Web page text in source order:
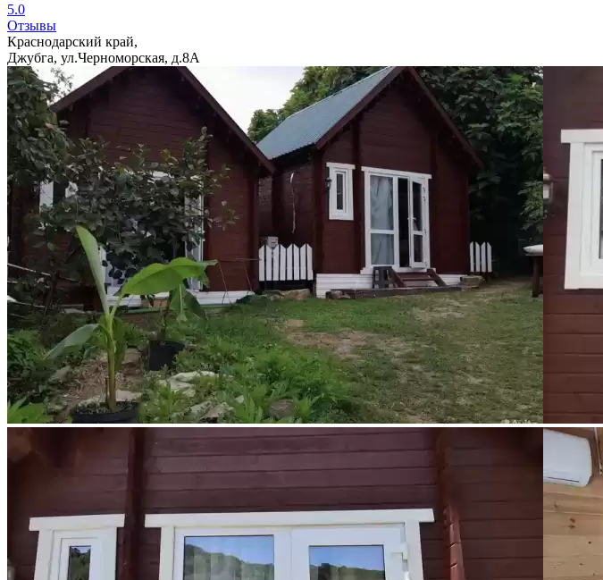
5.0
Отзывы
Краснодарский край,
Джубга, ул.Черноморская, д.8А